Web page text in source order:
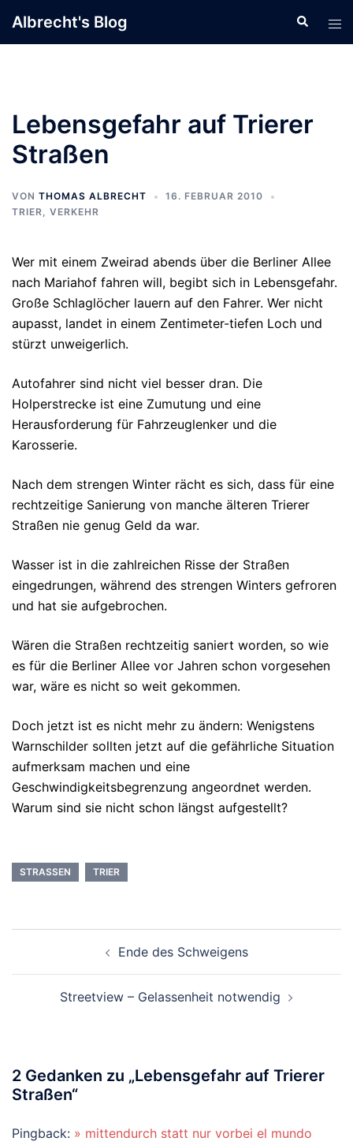
Inhalt
Albrecht's Blog Suche
Lebensgefahr auf Trierer
Straßen
VON THOMAS ALBRECHT
16. FEBRUAR 2010
TRIER, VERKEHR
Wer mit einem Zweirad abends über die Berliner Allee
nach Mariahof fahren will, begibt sich in Lebensgefahr.
Große Schlaglöcher lauern auf den Fahrer. Wer nicht
aupasst, landet in einem Zentimeter-tiefen Loch und
stürzt unweigerlich.
Autofahrer sind nicht viel besser dran. Die
Holperstrecke ist eine Zumutung und eine
Herausforderung für Fahrzeuglenker und die
Karosserie.
Nach dem strengen Winter rächt es sich, dass für eine
rechtzeitige Sanierung von manche älteren Trierer
Straßen nie genug Geld da war.
Wasser ist in die zahlreichen Risse der Straßen
eingedrungen, während des strengen Winters gefroren
und hat sie aufgebrochen.
Wären die Straßen rechtzeitig saniert worden, so wie
es für die Berliner Allee vor Jahren schon vorgesehen
war, wäre es nicht so weit gekommen.
Doch jetzt ist es nicht mehr zu ändern: Wenigstens
Warnschilder sollten jetzt auf die gefährliche Situation
aufmerksam machen und eine
Geschwindigkeitsbegrenzung angeordnet werden.
Warum sind sie nicht schon längst aufgestellt?
STRASSEN TRIER
Ende des Schweigens
Streetview – Gelassenheit notwendig
2 Gedanken zu „Lebensgefahr auf Trierer
Straßen“
Pingback: » mittendurch statt nur vorbei el mundo